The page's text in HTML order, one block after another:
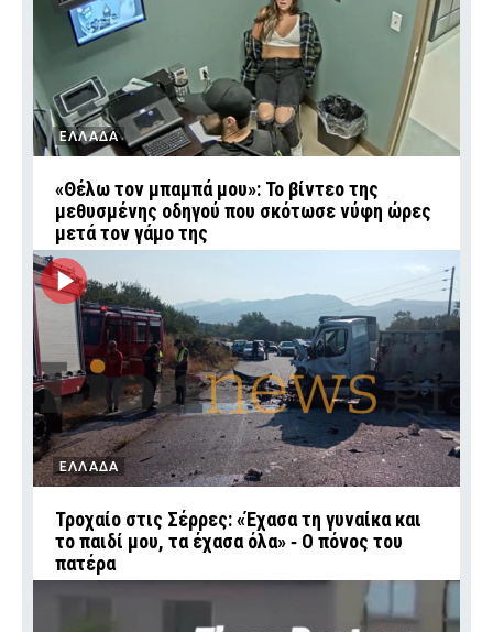
ΕΛΛΑΔΑ
«Θέλω τον μπαμπά μου»: Το βίντεο της
μεθυσμένης οδηγού που σκότωσε νύφη ώρες
μετά τον γάμο της
ΕΛΛΑΔΑ
Τροχαίο στις Σέρρες: «Έχασα τη γυναίκα και
το παιδί μου, τα έχασα όλα» ‑ Ο πόνος του
πατέρα